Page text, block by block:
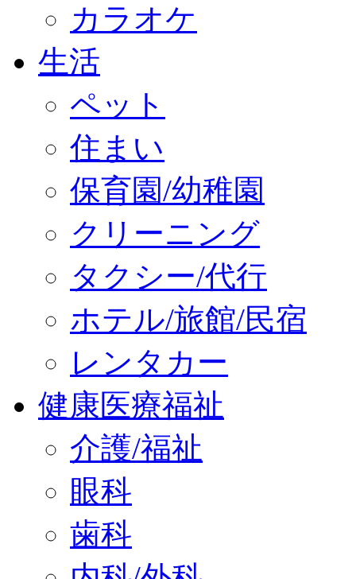
カラオケ
生活
ペット
住まい
保育園/幼稚園
クリーニング
タクシー/代行
ホテル/旅館/民宿
レンタカー
健康医療福祉
介護/福祉
眼科
歯科